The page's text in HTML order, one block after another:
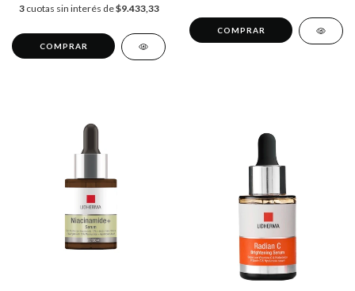
3 cuotas sin interés de$9.433,33